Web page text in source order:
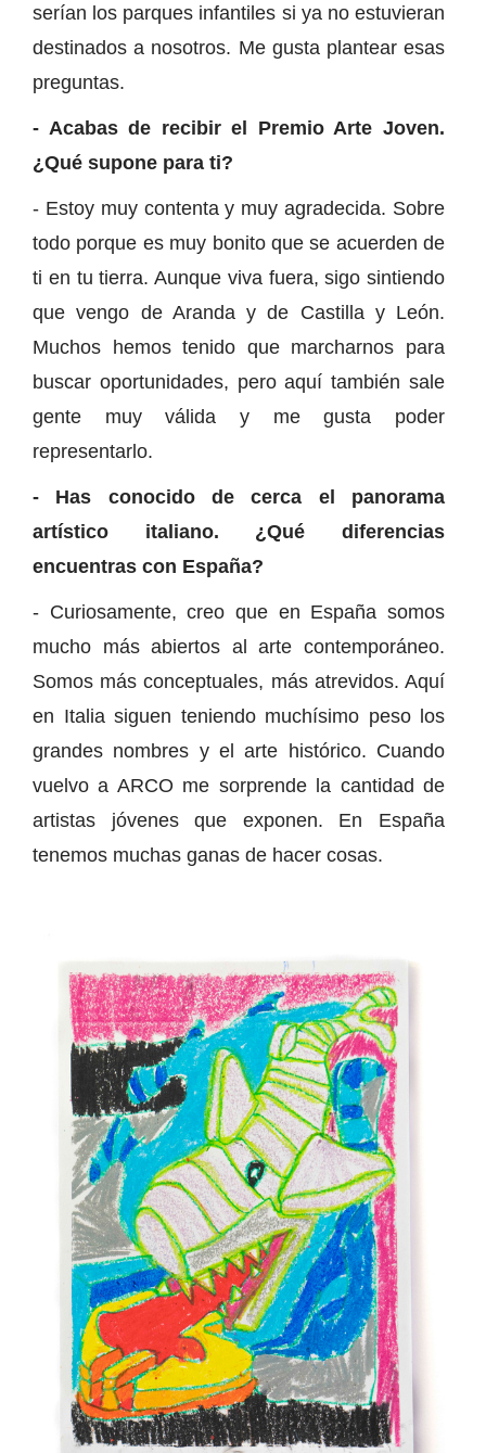
serían los parques infantiles si ya no estuvieran
destinados a nosotros. Me gusta plantear esas
preguntas.
- Acabas de recibir el Premio Arte Joven.
¿Qué supone para ti?
- Estoy muy contenta y muy agradecida. Sobre
todo porque es muy bonito que se acuerden de
ti en tu tierra. Aunque viva fuera, sigo sintiendo
que vengo de Aranda y de Castilla y León.
Muchos hemos tenido que marcharnos para
buscar oportunidades, pero aquí también sale
gente muy válida y me gusta poder
representarlo.
- Has conocido de cerca el panorama
artístico italiano. ¿Qué diferencias
encuentras con España?
- Curiosamente, creo que en España somos
mucho más abiertos al arte contemporáneo.
Somos más conceptuales, más atrevidos. Aquí
en Italia siguen teniendo muchísimo peso los
grandes nombres y el arte histórico. Cuando
vuelvo a ARCO me sorprende la cantidad de
artistas jóvenes que exponen. En España
tenemos muchas ganas de hacer cosas.